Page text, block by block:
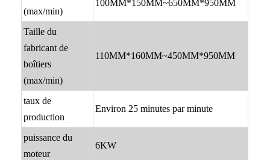
(max/min)
100MM*150MM~650MM*950MM
Taille du
fabricant de
boîtiers
(max/min)
110MM*160MM~450MM*950MM
taux de
production
Environ 25 minutes par minute
puissance du
moteur
6KW